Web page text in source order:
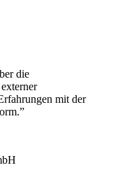
die
mit der